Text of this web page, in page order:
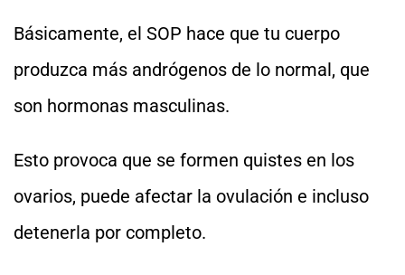
Básicamente, el SOP hace que tu cuerpo
produzca más andrógenos de lo normal, que
son hormonas masculinas.
Esto provoca que se formen quistes en los
ovarios, puede afectar la ovulación e incluso
detenerla por completo.